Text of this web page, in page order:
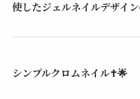
使したジェルネイルデザイ
シンプルクロムネイル✝️🌟